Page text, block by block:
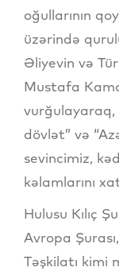
oğullarının
üzərində
Əliyevin və
Mustafa
vurğulayaraq,
dövlət” və
sevincimiz,
kəlamlarını
Hulusu Kılıç
Avropa
Təşkilatı kimi